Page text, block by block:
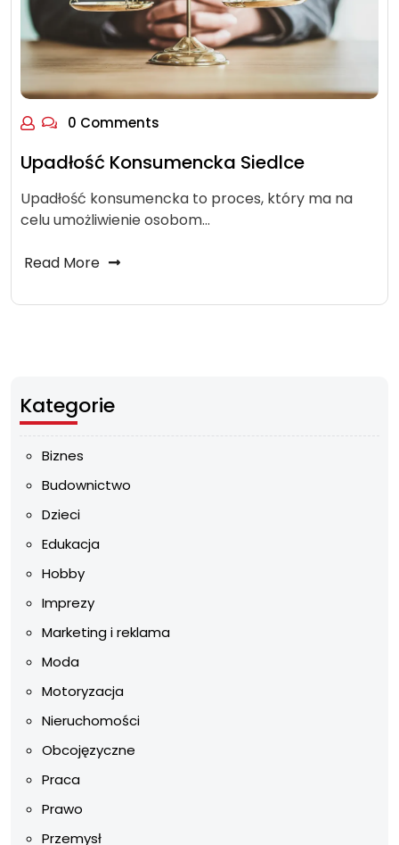
0 Comments
Upadłość Konsumencka Siedlce
Upadłość konsumencka to proces, który ma na
celu umożliwienie osobom…
Read More
Kategorie
Biznes
Budownictwo
Dzieci
Edukacja
Hobby
Imprezy
Marketing i reklama
Moda
Motoryzacja
Nieruchomości
Obcojęzyczne
Praca
Prawo
Przemysł